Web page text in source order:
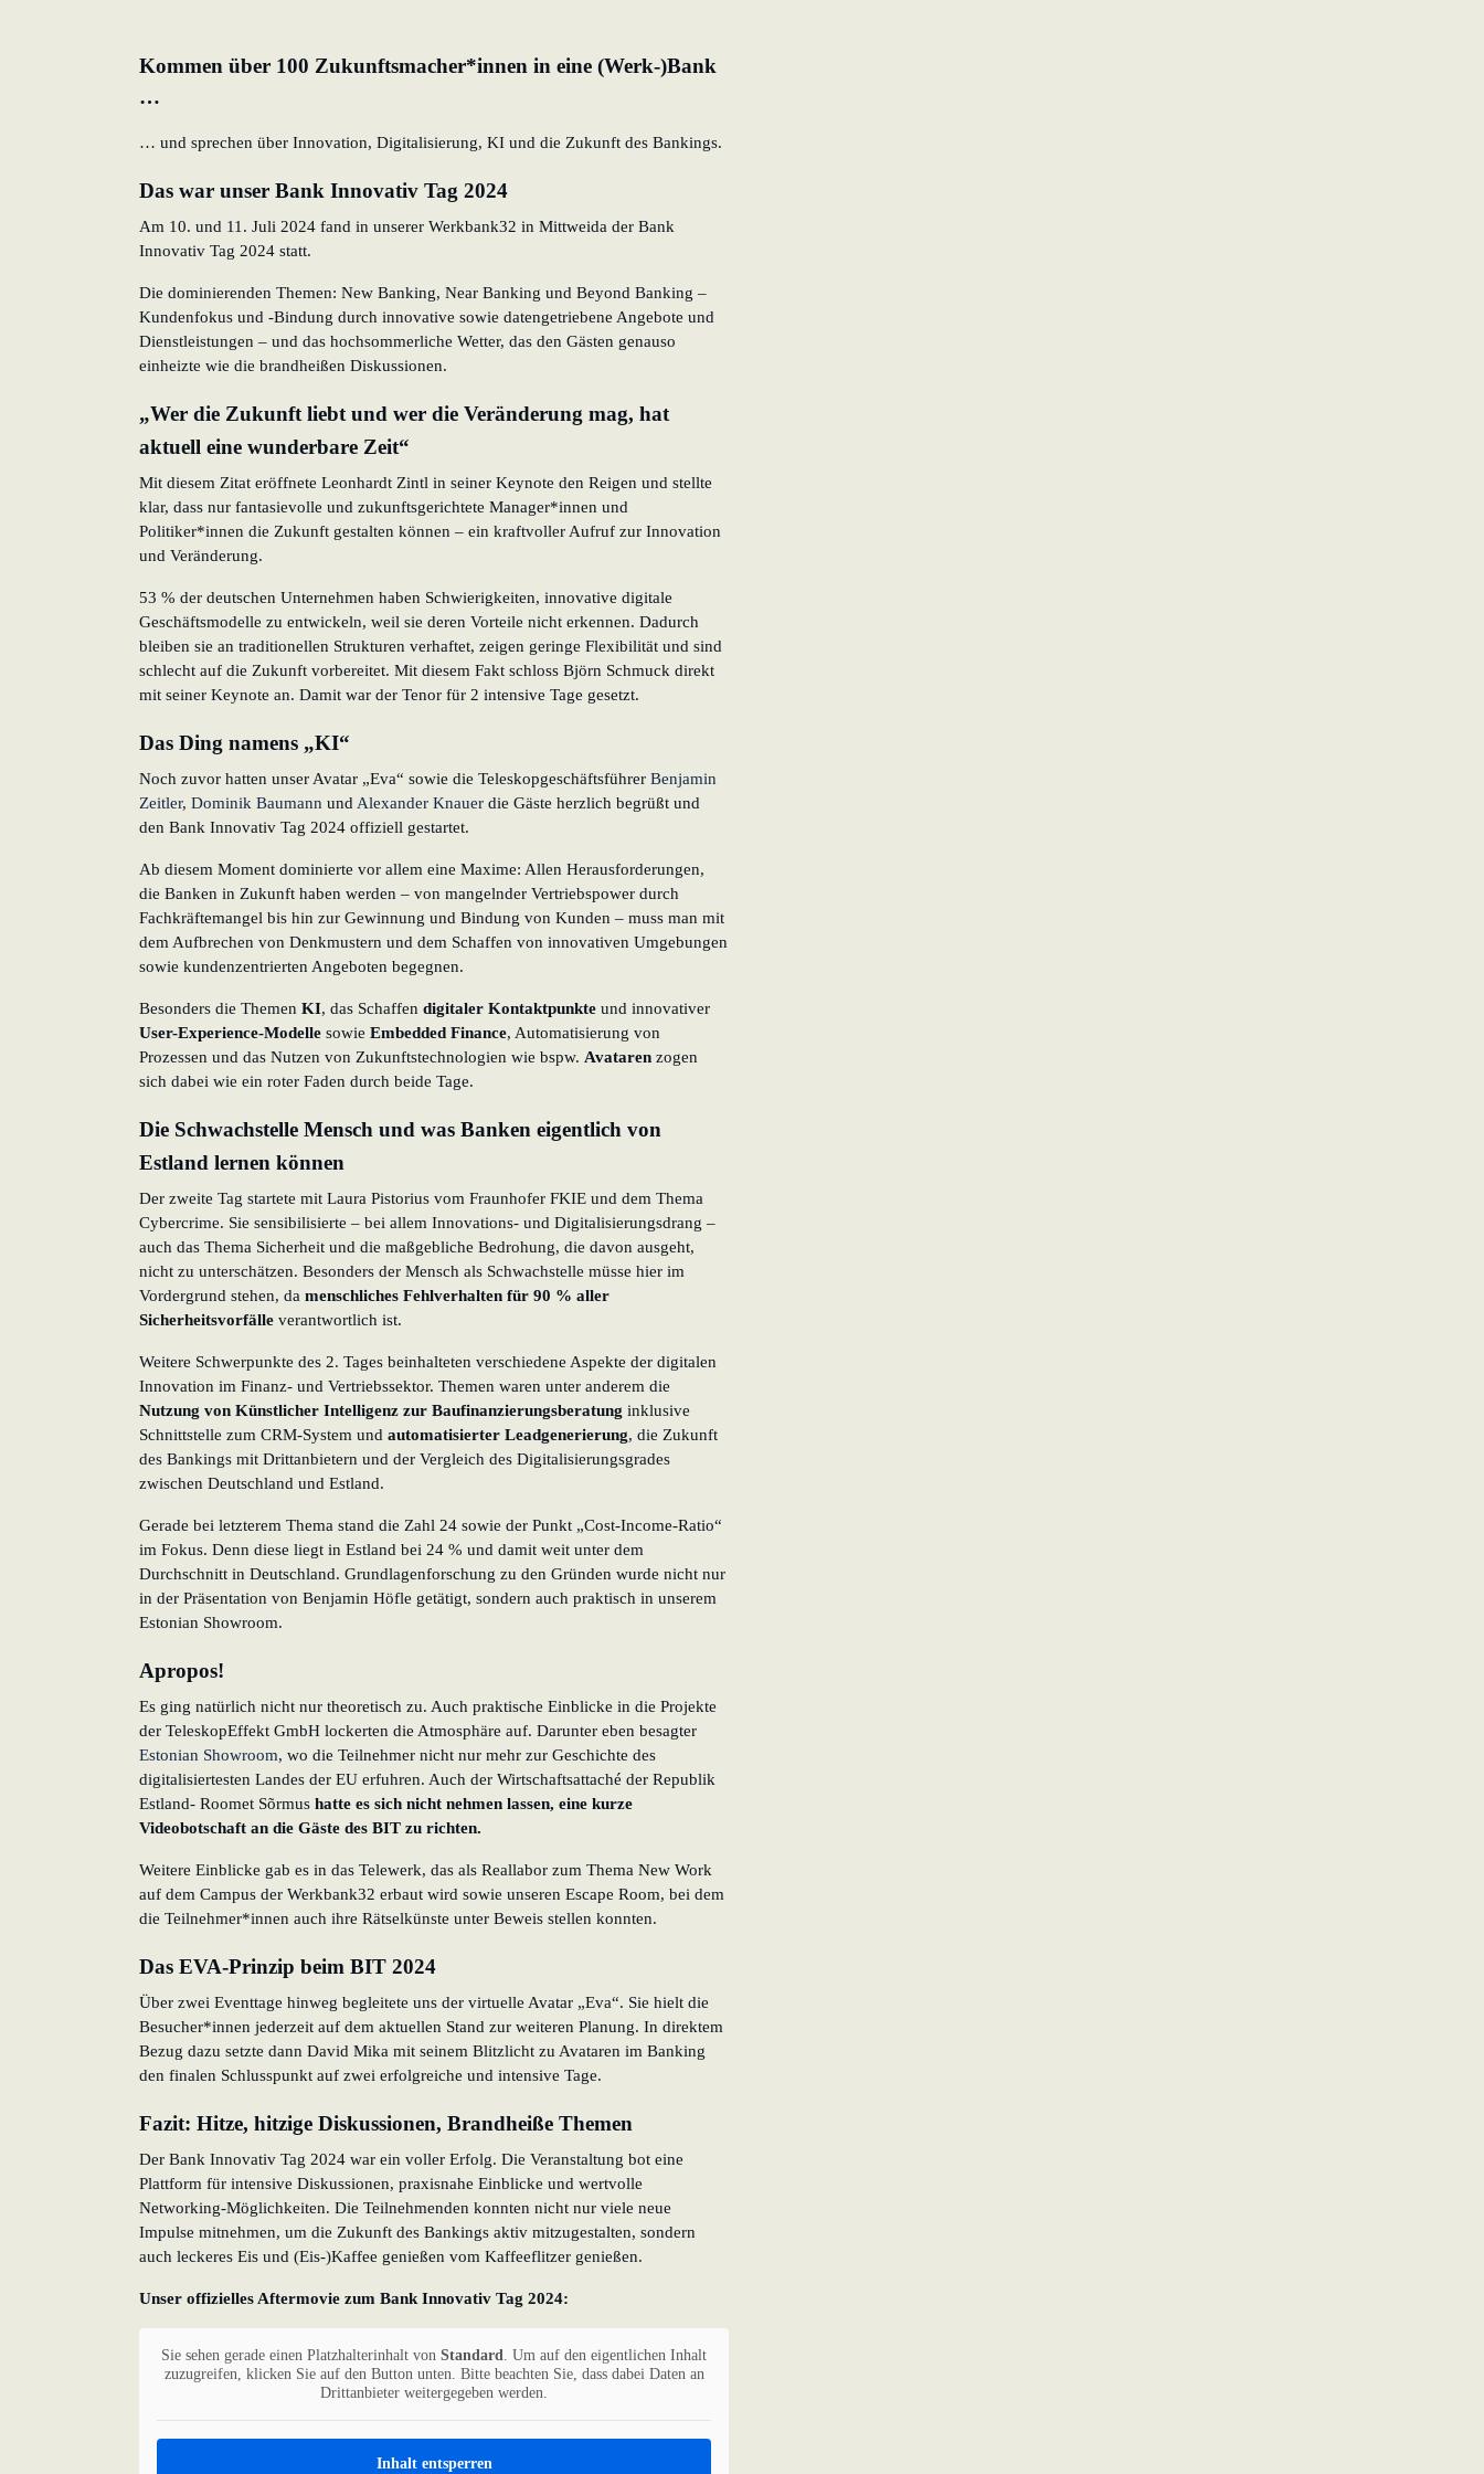
Kommen über 100 Zukunftsmacher*innen in eine (Werk-)Bank
…
… und sprechen über Innovation, Digitalisierung, KI und die Zukunft des Bankings.
Das war unser Bank Innovativ Tag 2024
Am 10. und 11. Juli 2024 fand in unserer Werkbank32 in Mittweida der Bank
Innovativ Tag 2024 statt.
Die dominierenden Themen: New Banking, Near Banking und Beyond Banking –
Kundenfokus und -Bindung durch innovative sowie datengetriebene Angebote und
Dienstleistungen – und das hochsommerliche Wetter, das den Gästen genauso
einheizte wie die brandheißen Diskussionen.
„Wer die Zukunft liebt und wer die Veränderung mag, hat
aktuell eine wunderbare Zeit“
Mit diesem Zitat eröffnete Leonhardt Zintl in seiner Keynote den Reigen und stellte
klar, dass nur fantasievolle und zukunftsgerichtete Manager*innen und
Politiker*innen die Zukunft gestalten können – ein kraftvoller Aufruf zur Innovation
und Veränderung.
53 % der deutschen Unternehmen haben Schwierigkeiten, innovative digitale
Geschäftsmodelle zu entwickeln, weil sie deren Vorteile nicht erkennen. Dadurch
bleiben sie an traditionellen Strukturen verhaftet, zeigen geringe Flexibilität und sind
schlecht auf die Zukunft vorbereitet. Mit diesem Fakt schloss Björn Schmuck direkt
mit seiner Keynote an. Damit war der Tenor für 2 intensive Tage gesetzt.
Das Ding namens „KI“
Noch zuvor hatten unser Avatar „Eva“ sowie die Teleskopgeschäftsführer Benjamin
Zeitler, Dominik Baumann undAlexander Knauer die Gäste herzlich begrüßt und
den Bank Innovativ Tag 2024 offiziell gestartet.
Ab diesem Moment dominierte vor allem eine Maxime: Allen Herausforderungen,
die Banken in Zukunft haben werden – von mangelnder Vertriebspower durch
Fachkräftemangel bis hin zur Gewinnung und Bindung von Kunden – muss man mit
dem Aufbrechen von Denkmustern und dem Schaffen von innovativen Umgebungen
sowie kundenzentrierten Angeboten begegnen.
Besonders die Themen KI, das Schaffen digitaler Kontaktpunkte und innovativer
User-Experience-Modelle sowie Embedded Finance, Automatisierung von
Prozessen und das Nutzen von Zukunftstechnologien wie bspw. Avataren zogen
sich dabei wie ein roter Faden durch beide Tage.
Die Schwachstelle Mensch und was Banken eigentlich von
Estland lernen können
Der zweite Tag startete mit Laura Pistorius vom Fraunhofer FKIE und dem Thema
Cybercrime. Sie sensibilisierte – bei allem Innovations- und Digitalisierungsdrang –
auch das Thema Sicherheit und die maßgebliche Bedrohung, die davon ausgeht,
nicht zu unterschätzen. Besonders der Mensch als Schwachstelle müsse hier im
Vordergrund stehen, da menschliches Fehlverhalten für 90 % aller
Sicherheitsvorfälle verantwortlich ist.
Weitere Schwerpunkte des 2. Tages beinhalteten verschiedene Aspekte der digitalen
Innovation im Finanz- und Vertriebssektor. Themen waren unter anderem die
Nutzung von Künstlicher Intelligenz zur Baufinanzierungsberatung inklusive
Schnittstelle zum CRM-System und automatisierter Leadgenerierung, die Zukunft
des Bankings mit Drittanbietern und der Vergleich des Digitalisierungsgrades
zwischen Deutschland und Estland.
Gerade bei letzterem Thema stand die Zahl 24 sowie der Punkt „Cost-Income-Ratio“
im Fokus. Denn diese liegt in Estland bei 24 % und damit weit unter dem
Durchschnitt in Deutschland. Grundlagenforschung zu den Gründen wurde nicht nur
in der Präsentation von Benjamin Höfle getätigt, sondern auch praktisch in unserem
Estonian Showroom.
Apropos!
Es ging natürlich nicht nur theoretisch zu. Auch praktische Einblicke in die Projekte
der TeleskopEffekt GmbH lockerten die Atmosphäre auf. Darunter eben besagter
Estonian Showroom, wo die Teilnehmer nicht nur mehr zur Geschichte des
digitalisiertesten Landes der EU erfuhren. Auch der Wirtschaftsattaché der Republik
Estland- Roomet Sõrmus hatte es sich nicht nehmen lassen, eine kurze
Videobotschaft an die Gäste des BIT zu richten.
Weitere Einblicke gab es in das Telewerk, das als Reallabor zum Thema New Work
auf dem Campus der Werkbank32 erbaut wird sowie unseren Escape Room, bei dem
die Teilnehmer*innen auch ihre Rätselkünste unter Beweis stellen konnten.
Das EVA-Prinzip beim BIT 2024
Über zwei Eventtage hinweg begleitete uns der virtuelle Avatar „Eva“. Sie hielt die
Besucher*innen jederzeit auf dem aktuellen Stand zur weiteren Planung. In direktem
Bezug dazu setzte dann David Mika mit seinem Blitzlicht zu Avataren im Banking
den finalen Schlusspunkt auf zwei erfolgreiche und intensive Tage.
Fazit: Hitze, hitzige Diskussionen, Brandheiße Themen
Der Bank Innovativ Tag 2024 war ein voller Erfolg. Die Veranstaltung bot eine
Plattform für intensive Diskussionen, praxisnahe Einblicke und wertvolle
Networking-Möglichkeiten. Die Teilnehmenden konnten nicht nur viele neue
Impulse mitnehmen, um die Zukunft des Bankings aktiv mitzugestalten, sondern
auch leckeres Eis und (Eis-)Kaffee genießen vom Kaffeeflitzer genießen.
Unser offizielles Aftermovie zum Bank Innovativ Tag 2024:
Sie sehen gerade einen Platzhalterinhalt von Standard. Um auf den eigentlichen Inhalt
zuzugreifen, klicken Sie auf den Button unten. Bitte beachten Sie, dass dabei Daten an
Drittanbieter weitergegeben werden.
Inhalt entsperren